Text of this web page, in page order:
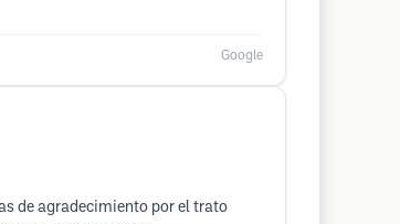
Google
de agradecimiento por el trato